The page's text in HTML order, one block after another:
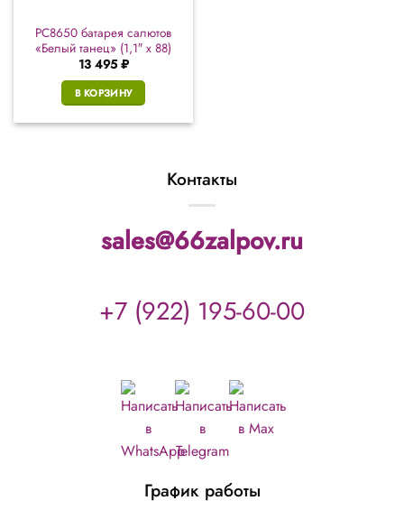
РС8650 батарея салютов
«Белый танец» (1,1″ х 88)
13 495 ₽
В КОРЗИНУ
Контакты
sales@66zalpov.ru
+7 (922) 195-60-00
График работы